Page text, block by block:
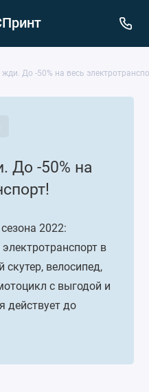
До -50% на весь
До -50% на
2022:
в
велосипед,
с выгодой и
действует до